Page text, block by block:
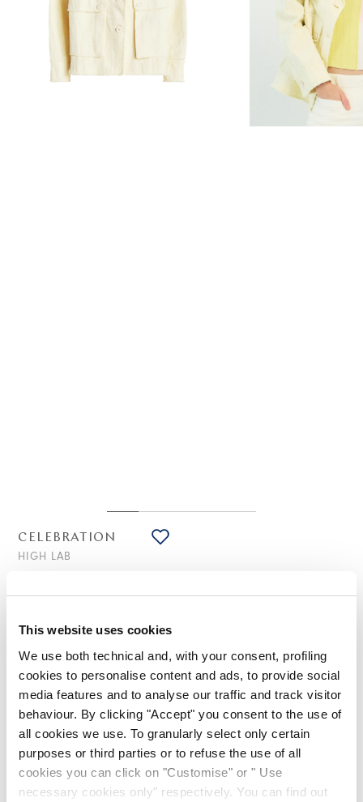
This website uses cookies
We use both technical and, with your consent, profiling
cookies to personalise content and ads, to provide social
media features and to analyse our traffic and track visitor
behaviour. By clicking "Accept" you consent to the use of
all cookies we use. To granularly select only certain
purposes or third parties or to refuse the use of all
cookies you can click on "Customise" or " Use
necessary cookies only" respectively. You can find out
CELEBRATION
HIGH LAB
188,00 €
375,00 € -50%
STILISTISCHE HINWEISE
Die Jacke Celebration reinterpretiert das Sahariana-Modell
mit einem Baumwoll-Jacquard-Gewebe, das im Stück gefärbt
ist und einen neuartigen Moiré- und dreidimensionalen Effekt
offenbart. Elastische Säume und ausgefranste Nähte betonen
seinen unbeschwerten Charakter.